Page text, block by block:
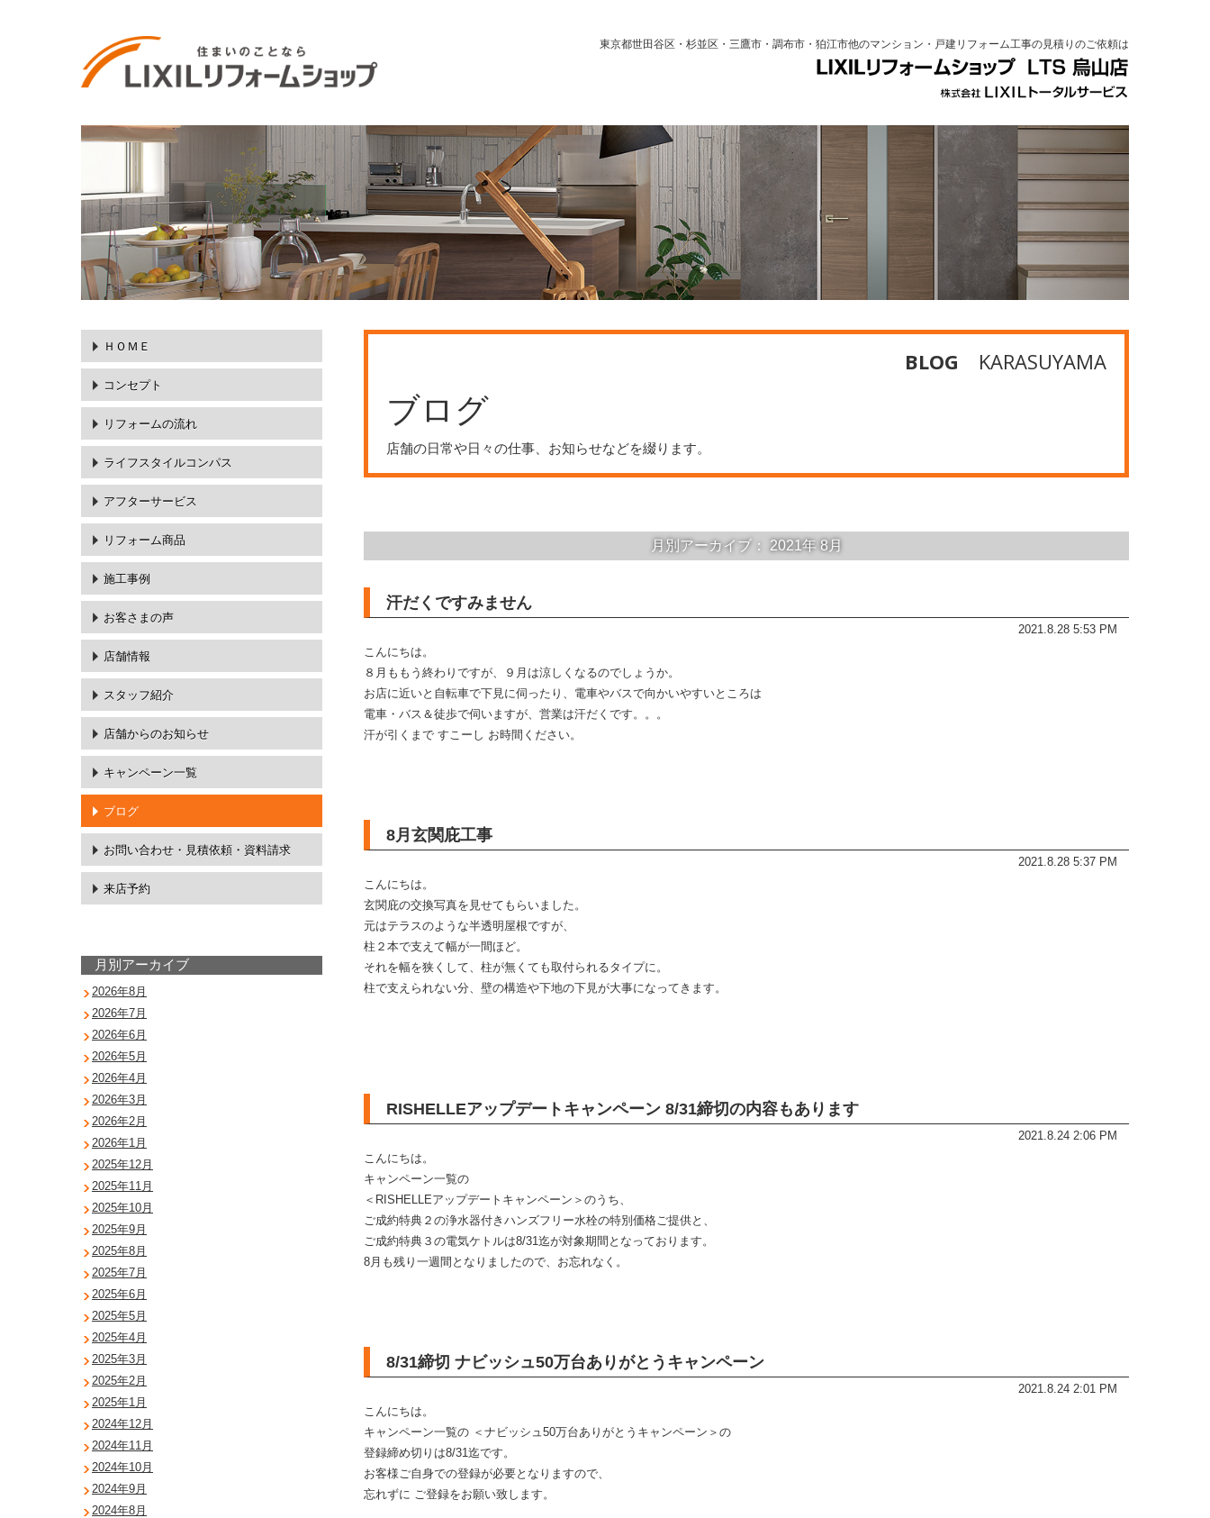
東京都世田谷区・杉並区・三鷹市・調布市・狛江市他のマンション・戸建リフォーム工事の見積りのご依頼は
BLOG KARASUYAMA
ブログ
店舗の日常や日々の仕事、お知らせなどを綴ります。
月別アーカイブ： 2021年 8月
汗だくですみません
2021.8.28 5:53 PM
こんにちは。
８月ももう終わりですが、９月は涼しくなるのでしょうか。
お店に近いと自転車で下見に伺ったり、電車やバスで向かいやすいところは
電車・バス＆徒歩で伺いますが、営業は汗だくです。。。
汗が引くまで すこーし お時間ください。
8月玄関庇工事
2021.8.28 5:37 PM
こんにちは。
玄関庇の交換写真を見せてもらいました。
元はテラスのような半透明屋根ですが、
柱２本で支えて幅が一間ほど。
それを幅を狭くして、柱が無くても取付られるタイプに。
柱で支えられない分、壁の構造や下地の下見が大事になってきます。
RISHELLEアップデートキャンペーン 8/31締切の内容もあります
2021.8.24 2:06 PM
こんにちは。
キャンペーン一覧の
＜RISHELLEアップデートキャンペーン＞のうち、
ご成約特典２の浄水器付きハンズフリー水栓の特別価格ご提供と、
ご成約特典３の電気ケトルは8/31迄が対象期間となっております。
8月も残り一週間となりましたので、お忘れなく。
8/31締切 ナビッシュ50万台ありがとうキャンペーン
2021.8.24 2:01 PM
こんにちは。
キャンペーン一覧の ＜ナビッシュ50万台ありがとうキャンペーン＞の
登録締め切りは8/31迄です。
お客様ご自身での登録が必要となりますので、
忘れずに ご登録をお願い致します。
ＨＯＭＥ
コンセプト
リフォームの流れ
ライフスタイルコンパス
アフターサービス
リフォーム商品
施工事例
お客さまの声
店舗情報
スタッフ紹介
店舗からのお知らせ
キャンペーン一覧
ブログ
お問い合わせ・ 見積依頼・資料請求
来店予約
月別アーカイブ
2026年8月
2026年7月
2026年6月
2026年5月
2026年4月
2026年3月
2026年2月
2026年1月
2025年12月
2025年11月
2025年10月
2025年9月
2025年8月
2025年7月
2025年6月
2025年5月
2025年4月
2025年3月
2025年2月
2025年1月
2024年12月
2024年11月
2024年10月
2024年9月
2024年8月